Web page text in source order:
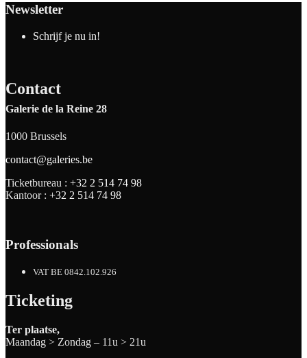
Newsletter
Schrijf je nu in!
Contact
Galerie de la Reine 28
1000 Brussels
contact@galeries.be
Ticketbureau : +32 2 514 74 98
Kantoor : +32 2 514 74 98
Professionals
VAT BE 0842.102.926
Ticketing
Ter plaatse,
Maandag > Zondag – 11u > 21u